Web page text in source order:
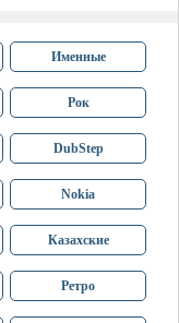
Именные
Рок
DubStep
Nokia
Казахские
Ретро